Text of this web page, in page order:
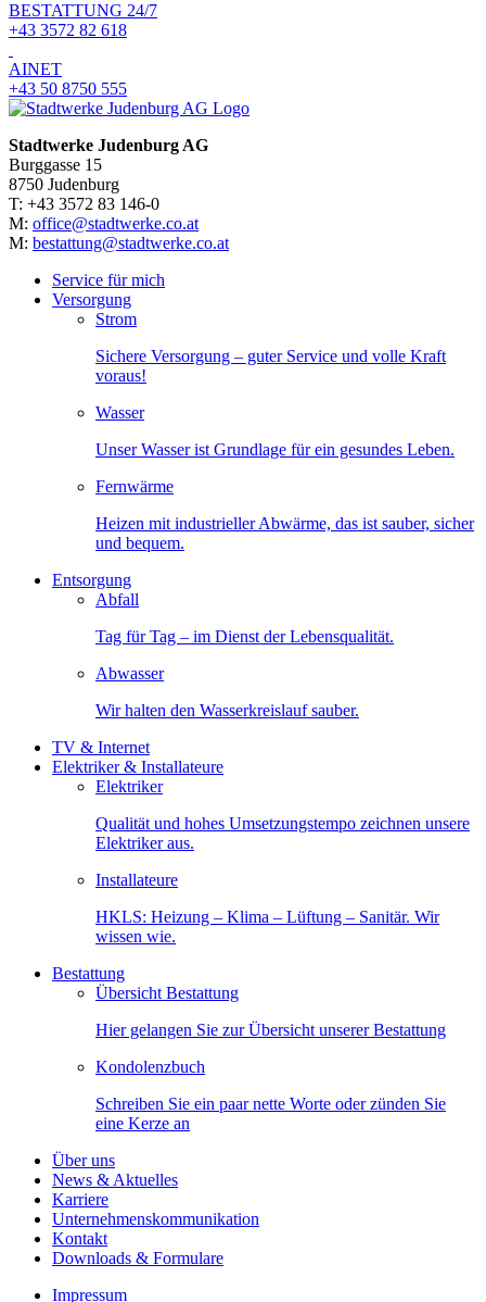
BESTATTUNG 24/7
+43 3572 82 618
AINET
+43 50 8750 555
Stadtwerke Judenburg AG
Burggasse 15
8750 Judenburg
T: +43 3572 83 146-0
M: office@stadtwerke.co.at
M: bestattung@stadtwerke.co.at
Service für mich
Versorgung
Strom
Sichere Versorgung – guter Service und volle Kraft
voraus!
Wasser
Unser Wasser ist Grundlage für ein gesundes Leben.
Fernwärme
Heizen mit industrieller Abwärme, das ist sauber, sicher
und bequem.
Entsorgung
Abfall
Tag für Tag – im Dienst der Lebensqualität.
Abwasser
Wir halten den Wasserkreislauf sauber.
TV & Internet
Elektriker & Installateure
Elektriker
Qualität und hohes Umsetzungstempo zeichnen unsere
Elektriker aus.
Installateure
HKLS: Heizung – Klima – Lüftung – Sanitär. Wir
wissen wie.
Bestattung
Übersicht Bestattung
Hier gelangen Sie zur Übersicht unserer Bestattung
Kondolenzbuch
Schreiben Sie ein paar nette Worte oder zünden Sie
eine Kerze an
Über uns
News & Aktuelles
Karriere
Unternehmenskommunikation
Kontakt
Downloads & Formulare
Impressum